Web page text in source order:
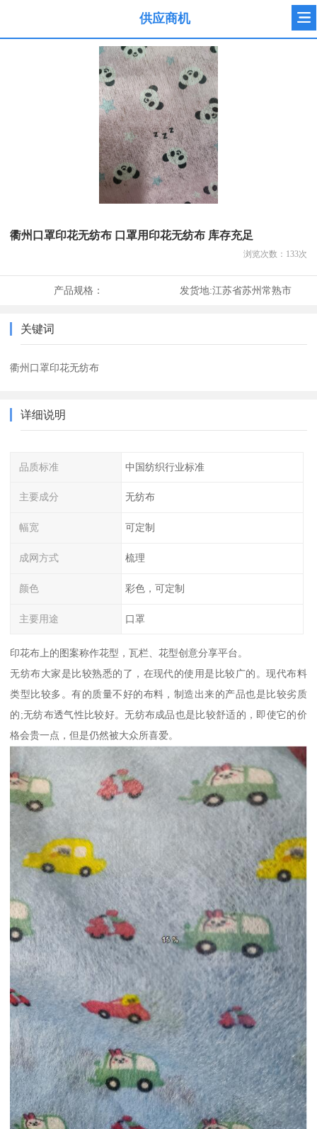
供应商机
衢州口罩印花无纺布 口罩用印花无纺布 库存充足
浏览次数： 133次
产品规格： 发货地:江苏省苏州常熟市
关键词
衢州口罩印花无纺布
详细说明
品质标准 中国纺织行业标准
主要成分 无纺布
幅宽 可定制
成网方式 梳理
颜色 彩色，可定制
主要用途 口罩
印花布上的图案称作花型，瓦栏、花型创意分享平台。
无纺布大家是比较熟悉的了，在现代的使用是比较广的。现代布料
类型比较多。有的质量不好的布料，制造出来的产品也是比较劣质
的;无纺布透气性比较好。无纺布成品也是比较舒适的，即使它的价
格会贵一点，但是仍然被大众所喜爱。